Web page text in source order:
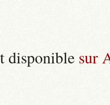
disponible sur